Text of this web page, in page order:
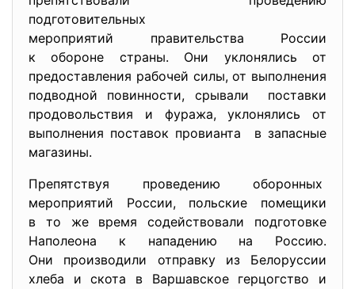
подготовительных
мероприятий правительства России
к обороне страны. Они уклонялись от
предоставления рабочей силы, от выполнения
подводной повинности, срывали поставки
продовольствия и фуража, уклонялись от
выполнения поставок провианта в запасные
магазины.
Препятствуя проведению оборонных
мероприятий России, польские помещики
в то же время содействовали подготовке
Наполеона к нападению на Россию.
Они производили отправку из Белоруссии
хлеба и скота в Варшавское герцогство и